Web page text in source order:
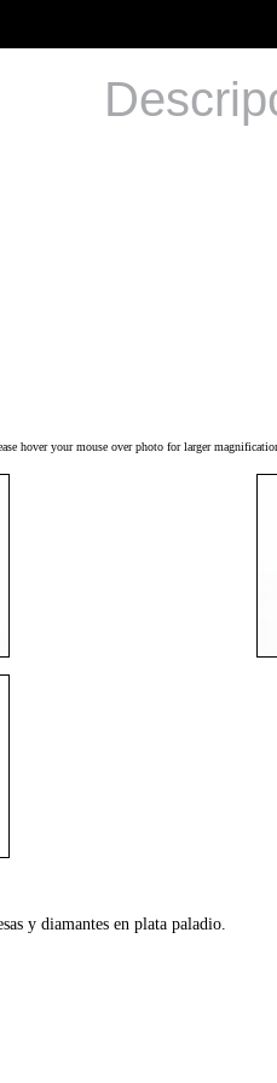
hover your mouse over photo for larger
y diamantes en plata paladio.